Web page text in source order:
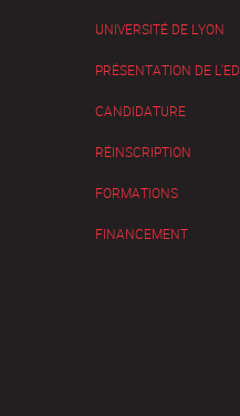
UNIVERSITÉ DE LYON
PRÉSENTATION DE L'ED
CANDIDATURE
RÉINSCRIPTION
FORMATIONS
FINANCEMENT